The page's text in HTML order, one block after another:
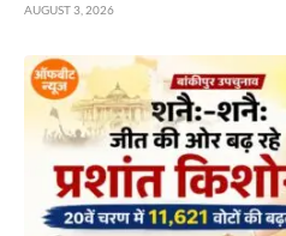
AUGUST 3, 2026